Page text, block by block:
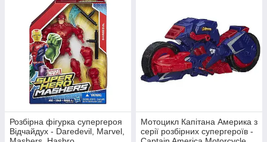
Розбірна фігурка супергероя
Відчайдух - Daredevil, Marvel,
Мотоцикл Капітана Америка з
серії розбірних супергероїв -